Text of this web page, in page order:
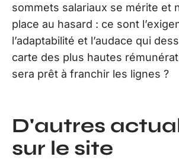
sommets salariaux se mérite et
place au hasard : ce sont
l’adaptabilité et l’audace qui
carte des plus hautes
sera prêt à franchir les lignes ?
D'autres
sur le site